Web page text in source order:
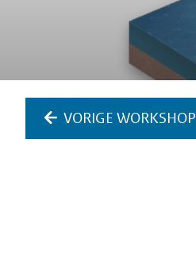
VORIGE WORKSHOP